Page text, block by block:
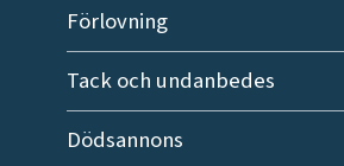
Förlovning
Tack och undanbedes
Dödsannons